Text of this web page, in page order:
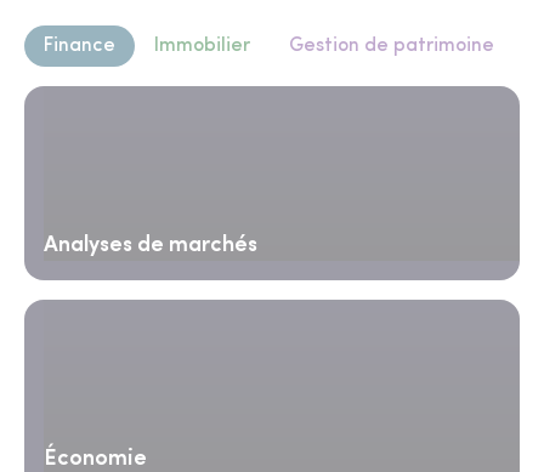
Finance Immobilier Gestion de patrimoine
Analyses de marchés
Économie